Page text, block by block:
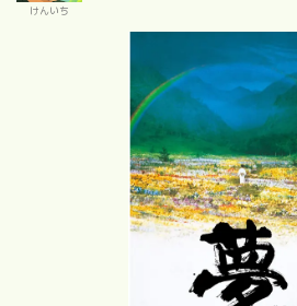
けんいち